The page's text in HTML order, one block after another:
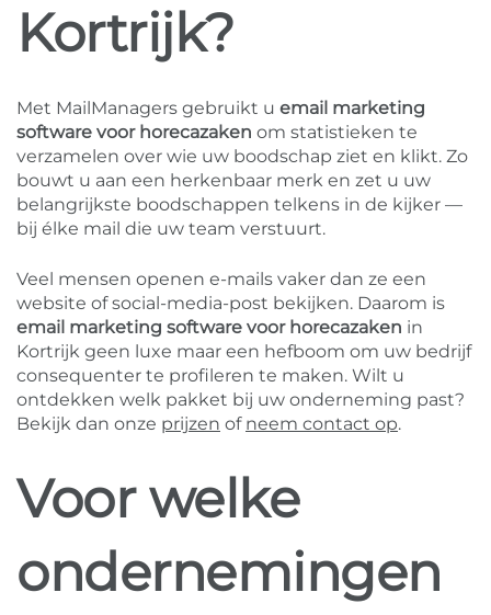
Kortrijk?
Met MailManagers gebruikt u email marketing
software voor horecazaken om statistieken te
verzamelen over wie uw boodschap ziet en klikt. Zo
bouwt u aan een herkenbaar merk en zet u uw
belangrijkste boodschappen telkens in de kijker —
bij élke mail die uw team verstuurt.
Veel mensen openen e-mails vaker dan ze een
website of social-media-post bekijken. Daarom is
email marketing software voor horecazaken in
Kortrijk geen luxe maar een hefboom om uw bedrijf
consequenter te profileren te maken. Wilt u
ontdekken welk pakket bij uw onderneming past?
Bekijk dan onze prijzen of neem contact op.
Voor welke
ondernemingen